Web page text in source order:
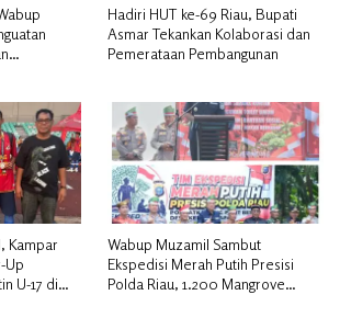
Hadiri HUT ke-69 Riau, Bupati
Asmar Tekankan Kolaborasi dan
Pemerataan Pembangunan
Kampar
Up
U-17 di
Wabup Muzamil Sambut
Ekspedisi Merah Putih Presisi
Polda Riau, 1.200 Mangrove